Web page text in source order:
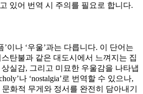
있어 번역 시 주의를 필요로 합니다.
’이나 ‘우울’과는 다릅니다. 이 단어는
탄불과 같은 대도시에서 느껴지는 집
실감, 그리고 미묘한 우울감을 나타냅
나 ‘nostalgia’로 번역할 수 있으나,
문화적 무게와 정서를 완전히 담아내기